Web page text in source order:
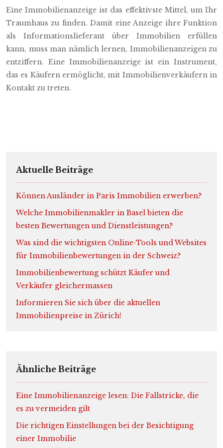
Eine Immobilienanzeige ist das effektivste Mittel, um Ihr
Traumhaus zu finden. Damit eine Anzeige ihre Funktion
als Informationslieferant über Immobilien erfüllen
kann, muss man nämlich lernen, Immobilienanzeigen zu
entziffern. Eine Immobilienanzeige ist ein Instrument,
das es Käufern ermöglicht, mit Immobilienverkäufern in
Kontakt zu treten.
Aktuelle Beiträge
Können Ausländer in Paris Immobilien erwerben?
Welche Immobilienmakler in Basel bieten die
besten Bewertungen und Dienstleistungen?
Was sind die wichtigsten Online-Tools und Websites
für Immobilienbewertungen in der Schweiz?
Immobilienbewertung schützt Käufer und
Verkäufer gleichermassen
Informieren Sie sich über die aktuellen
Immobilienpreise in Zürich!
Ähnliche Beiträge
Eine Immobilienanzeige lesen: Die Fallstricke, die
es zu vermeiden gilt
Die richtigen Einstellungen bei der Besichtigung
einer Immobilie